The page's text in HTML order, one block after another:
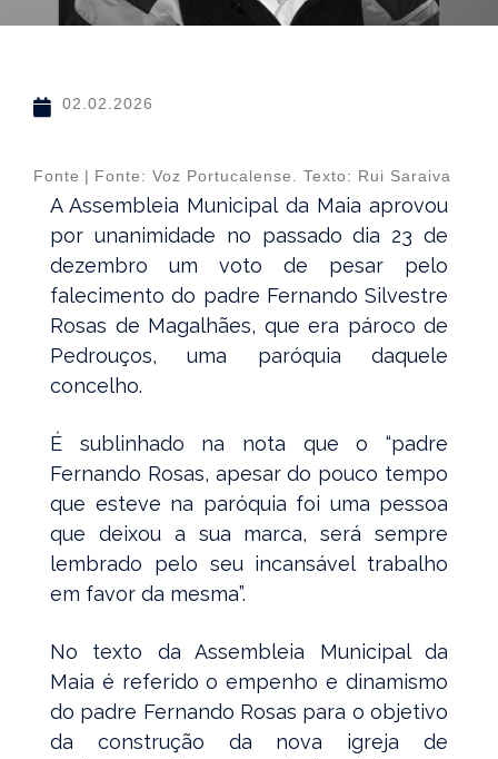
02.02.2026
Fonte | Fonte: Voz Portucalense. Texto: Rui Saraiva
A Assembleia Municipal da Maia aprovou
por unanimidade no passado dia 23 de
dezembro um voto de pesar pelo
falecimento do padre Fernando Silvestre
Rosas de Magalhães, que era pároco de
Pedrouços, uma paróquia daquele
concelho.
É sublinhado na nota que o “padre
Fernando Rosas, apesar do pouco tempo
que esteve na paróquia foi uma pessoa
que deixou a sua marca, será sempre
lembrado pelo seu incansável trabalho
em favor da mesma”.
No texto da Assembleia Municipal da
Maia é referido o empenho e dinamismo
do padre Fernando Rosas para o objetivo
da construção da nova igreja de